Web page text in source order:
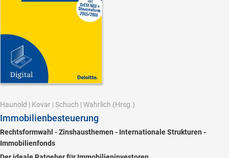
Haunold | Kovar | Schuch | Wahrlich (Hrsg.)
Immobilienbesteuerung
Rechtsformwahl - Zinshausthemen - Internationale Strukturen -
Immobilienfonds